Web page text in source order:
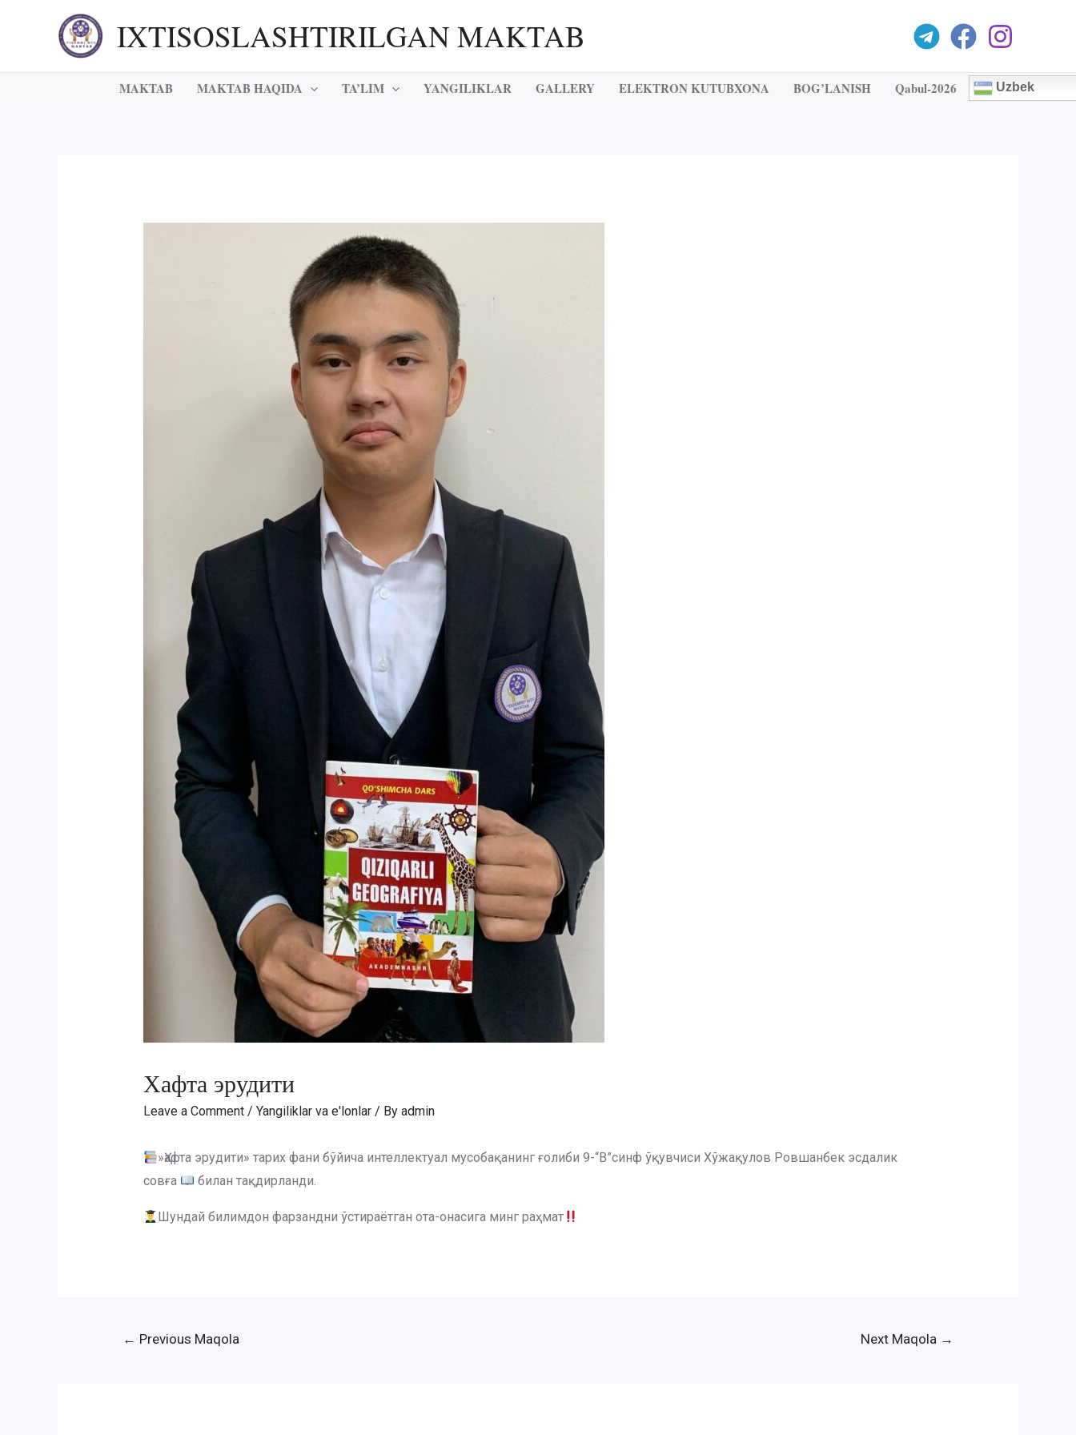
IXTISOSLASHTIRILGAN MAKTAB
MAKTAB MAKTAB HAQIDA TA’LIM YANGILIKLAR GALLERY ELEKTRON KUTUBXONA BOG’LANISH Qabul-2026 Uzbek
Хафта эрудити
Leave a Comment / Yangiliklar va e'lonlar/ By admin
»Ҳафта эрудити» тарих фани бўйича интеллектуал мусобақанинг ғолиби 9-“В”синф ўқувчиси Хўжақулов Ровшанбек эсдалик
совға
билан тақдирланди.
Шундай билимдон фарзандни ўстираётган ота-онасига минг раҳмат
← Previous Maqola Next Maqola →